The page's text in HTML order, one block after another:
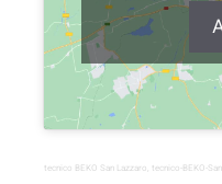
tecnico BEKO San Lazzaro, tecnico-BEKO-